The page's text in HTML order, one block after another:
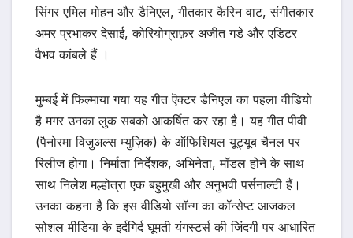
सिंगर एमिल मोहन और डैनिएल, गीतकार कैरिन वाट, संगीतकार
अमर प्रभाकर देसाई, कोरियोग्राफ़र अजीत गडे और एडिटर
वैभव कांबले हैं ।
मुम्बई में फिल्माया गया यह गीत ऎक्टर डैनिएल का पहला वीडियो
है मगर उनका लुक सबको आकर्षित कर रहा है। यह गीत पीवी
(पैनोरमा विजुअल्स म्युज़िक) के ऑफिशियल यूट्यूब चैनल पर
रिलीज होगा। निर्माता निर्देशक, अभिनेता, मॉडल होने के साथ
साथ निलेश मल्होत्रा एक बहुमुखी और अनुभवी पर्सनाल्टी हैं।
उनका कहना है कि इस वीडियो सॉन्ग का कॉन्सेप्ट आजकल
सोशल मीडिया के इर्दगिर्द घूमती यंगस्टर्स की जिंदगी पर आधारित